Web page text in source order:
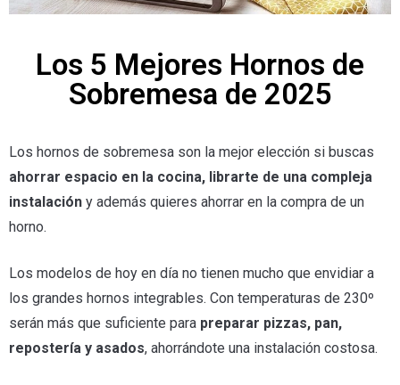
Los 5 Mejores Hornos de
Sobremesa de 2025
Los hornos de sobremesa son la mejor elección si buscas
ahorrar espacio en la cocina, librarte de una compleja
instalación y además quieres ahorrar en la compra de un
horno.
Los modelos de hoy en día no tienen mucho que envidiar a
los grandes hornos integrables. Con temperaturas de 230º
serán más que suficiente para preparar pizzas, pan,
repostería y asados, ahorrándote una instalación costosa.